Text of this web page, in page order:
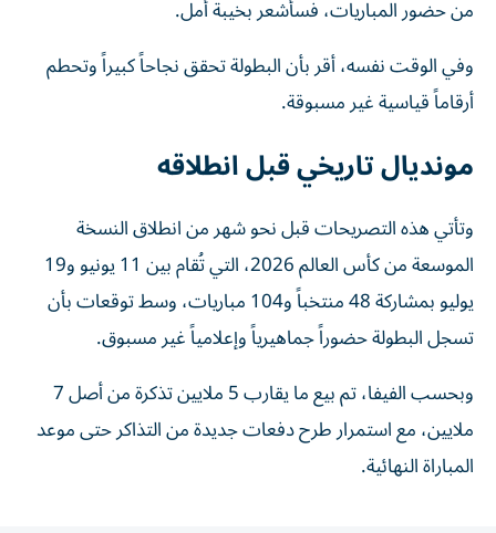
من حضور المباريات، فسأشعر بخيبة أمل.
وفي الوقت نفسه، أقر بأن البطولة تحقق نجاحاً كبيراً وتحطم
أرقاماً قياسية غير مسبوقة.
مونديال تاريخي قبل انطلاقه
وتأتي هذه التصريحات قبل نحو شهر من انطلاق النسخة
الموسعة من كأس العالم 2026، التي تُقام بين 11 يونيو و19
يوليو بمشاركة 48 منتخباً و104 مباريات، وسط توقعات بأن
تسجل البطولة حضوراً جماهيرياً وإعلامياً غير مسبوق.
وبحسب الفيفا، تم بيع ما يقارب 5 ملايين تذكرة من أصل 7
ملايين، مع استمرار طرح دفعات جديدة من التذاكر حتى موعد
المباراة النهائية.